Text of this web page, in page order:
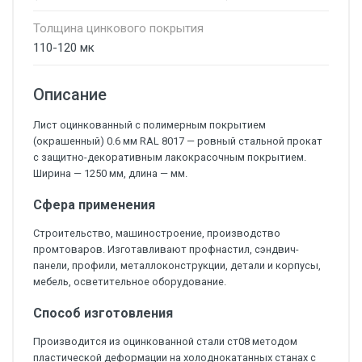
Толщина цинкового покрытия
110-120 мк
Описание
Лист оцинкованный с полимерным покрытием
(окрашенный) 0.6 мм RAL 8017 — ровный стальной прокат
с защитно-декоративным лакокрасочным покрытием.
Ширина — 1250 мм, длина — мм.
Сфера применения
Строительство, машиностроение, производство
промтоваров. Изготавливают профнастил, сэндвич-
панели, профили, металлоконструкции, детали и корпусы,
мебель, осветительное оборудование.
Способ изготовления
Производится из оцинкованной стали ст08 методом
пластической деформации на холоднокатанных станах с